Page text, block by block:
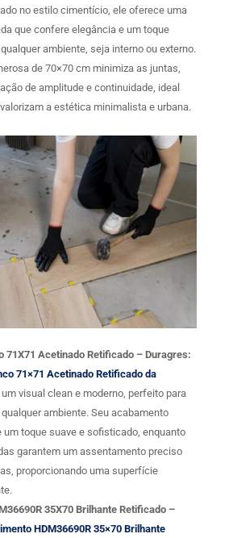
no estilo cimentício, ele oferece uma
que confere elegância e um toque
ambiente, seja interno ou externo.
de 70×70 cm minimiza as juntas,
de amplitude e continuidade, ideal
a estética minimalista e urbana.
71X71 Acetinado Retificado – Duragres:
71×71 Acetinado Retificado da
visual clean e moderno, perfeito para
ambiente. Seu acabamento
toque suave e sofisticado, enquanto
garantem um assentamento preciso
proporcionando uma superfície
35X70 Brilhante Retificado –
HDM36690R 35×70 Brilhante